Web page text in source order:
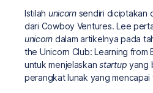
Istilah unicornsendiri diciptakan
dari Cowboy Ventures. Lee
unicorn dalam artikelnya pada
the Unicorn Club: Learning from
untuk menjelaskanstartup yang
perangkat lunak yang mencapai